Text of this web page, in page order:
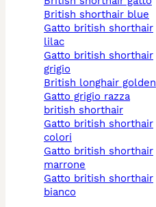
british shorthair blue
gatto british shorthair
lilac
gatto british shorthair
grigio
british longhair golden
gatto grigio razza
british shorthair
gatto british shorthair
colori
gatto british shorthair
marrone
gatto british shorthair
bianco